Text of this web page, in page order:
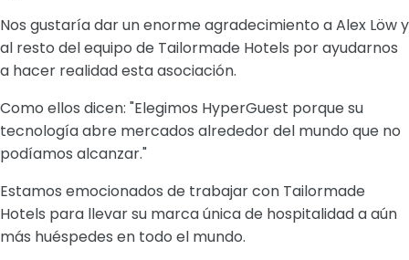
Nos gustaría dar un enorme agradecimiento a Alex Löw y
al resto del equipo de Tailormade Hotels por ayudarnos
a hacer realidad esta asociación.
Como ellos dicen: "Elegimos HyperGuest porque su
tecnología abre mercados alrededor del mundo que no
podíamos alcanzar."
Estamos emocionados de trabajar con Tailormade
Hotels para llevar su marca única de hospitalidad a aún
más huéspedes en todo el mundo.